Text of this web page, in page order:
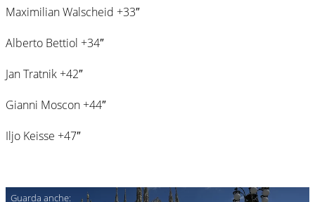
Maximilian Walscheid +33″
Alberto Bettiol +34″
Jan Tratnik +42″
Gianni Moscon +44″
Iljo Keisse +47″